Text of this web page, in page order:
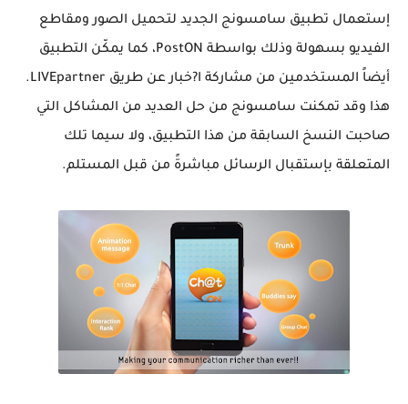
إستعمال تطبيق سامسونج الجديد لتحميل الصور ومقاطع
الفيديو بسهولة وذلك بواسطة PostON، كما يمكّن التطبيق
أيضاً المستخدمين من مشاركة ا?خبار عن طريق LIVEpartner.
هذا وقد تمكنت سامسونج من حل العديد من المشاكل التي
صاحبت النسخ السابقة من هذا التطبيق، ولا سيما تلك
المتعلقة بإستقبال الرسائل مباشرةً من قبل المستلم.